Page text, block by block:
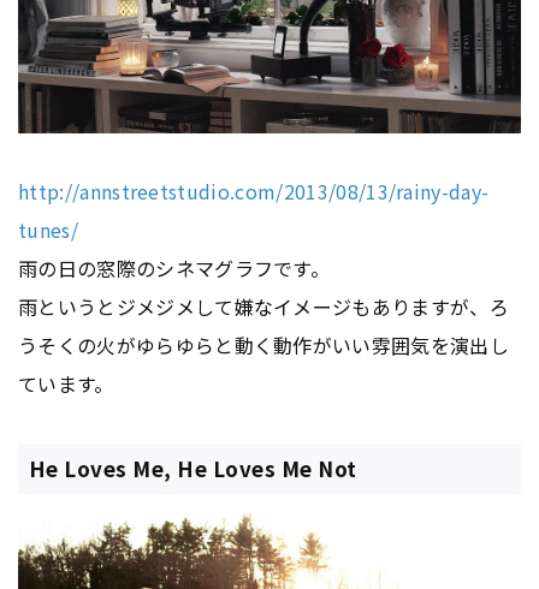
http://annstreetstudio.com/2013/08/13/rainy-day-
tunes/
雨の日の窓際のシネマグラフです。
雨というとジメジメして嫌なイメージもありますが、ろ
うそくの火がゆらゆらと動く動作がいい雰囲気を演出し
ています。
He Loves Me, He Loves Me Not